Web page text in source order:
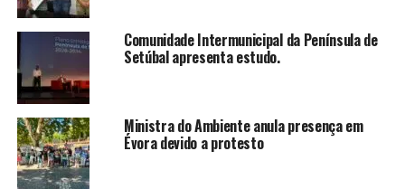
Comunidade Intermunicipal da Península de
Setúbal apresenta estudo.
Ministra do Ambiente anula presença em
Évora devido a protesto